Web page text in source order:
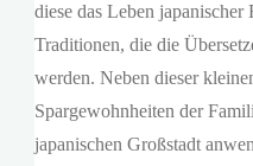
diese das Leben
Traditionen, die die
werden. Neben dieser
Spargewohnheiten der
japanischen Großstadt